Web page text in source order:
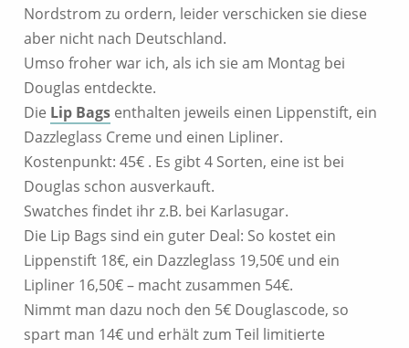
Nordstrom zu ordern, leider verschicken sie diese
aber nicht nach Deutschland.
Umso froher war ich, als ich sie am Montag bei
Douglas entdeckte.
Die Lip Bags enthalten jeweils einen Lippenstift, ein
Dazzleglass Creme und einen Lipliner.
Kostenpunkt: 45€ . Es gibt 4 Sorten, eine ist bei
Douglas schon ausverkauft.
Swatches findet ihr z.B. bei Karlasugar.
Die Lip Bags sind ein guter Deal: So kostet ein
Lippenstift 18€, ein Dazzleglass 19,50€ und ein
Lipliner 16,50€ – macht zusammen 54€.
Nimmt man dazu noch den 5€ Douglascode, so
spart man 14€ und erhält zum Teil limitierte